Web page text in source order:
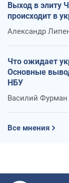
Выход в элиту
происходит в
Александр
Что ожидает
Основные
НБУ
Василий Фурман
Все мнения